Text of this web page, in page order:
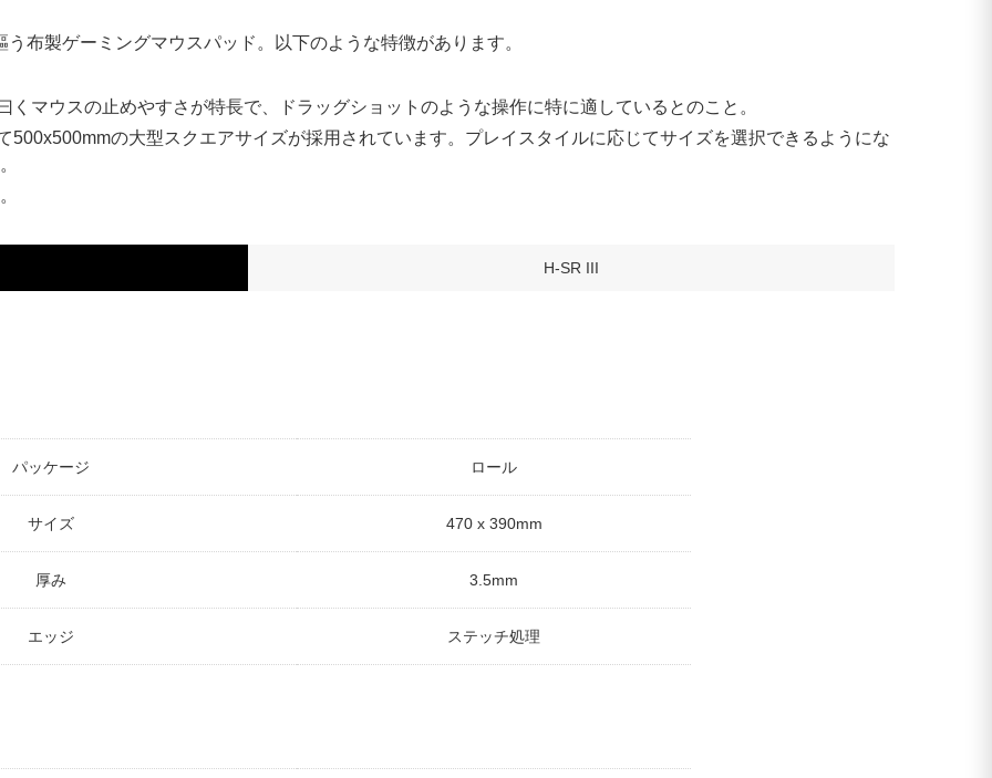
布製ゲーミングマウスパッド。以下のような特徴があります。
マウスの止めやすさが特長で、ドラッグショットのような操作に特に適しているとのこと。
500x500mmの大型スクエアサイズが採用されています。プレイスタイルに応じてサイズを選択できるようにな
H-SR III
パッケージ ロール
サイズ 470 x 390mm
厚み 3.5mm
エッジ ステッチ処理